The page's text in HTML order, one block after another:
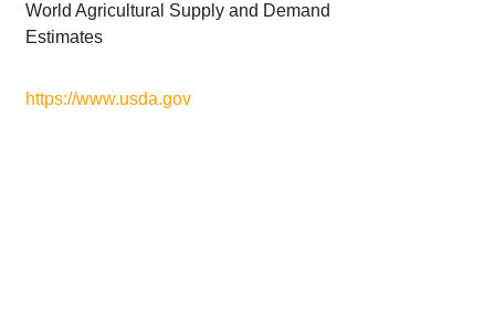
World Agricultural Supply and Demand
Estimates
https://www.usda.gov